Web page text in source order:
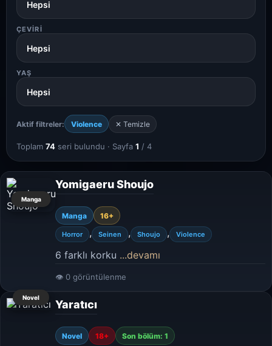
ÇEVIRI
YAŞ
Aktif filtreler: Violence ✕ Temizle
Toplam 74 seri bulundu · Sayfa 1 / 4
Manga
Yomigaeru Shoujo
Manga 16+
Horror , Seinen , Shoujo , Violence
6 farklı korku ...devamı
👁 0 görüntülenme
Novel
Yaratıcı
Novel 18+ Son bölüm: 1